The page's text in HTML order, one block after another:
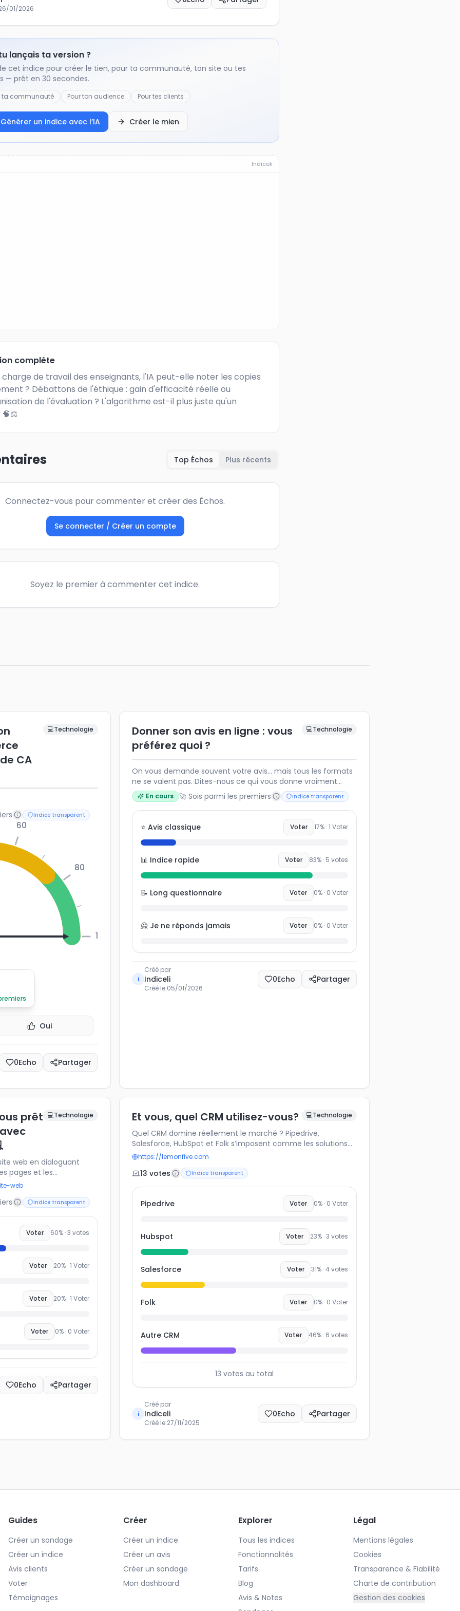
01/2026
lançais ta version ?
cet indice pour créer le tien, pour ta communauté, ton site ou tes
— prêt en 30 secondes.
ta communauté Pour ton audience Pour tes clients
Générer un indice avec l’IA Créer le mien
Indiceli
complète
charge de travail des enseignants, l'IA peut-elle noter les copies
? Débattons de l'éthique : gain d'efficacité réelle ou
de l'évaluation ? L'algorithme est-il plus juste qu'un
🧠⚖️
Top Échos Plus récents
Connectez-vous pour commenter et créer des Échos.
Se connecter / Créer un compte
Soyez le premier à commenter cet indice.
CA
💻Technologie
Indice transparent
60
80
100
Oui
0Echo Partager
Donner son avis en ligne : vous
préférez quoi ?
💻Technologie
On vous demande souvent votre avis… mais tous les formats
ne se valent pas. Dites-nous ce qui vous donne vraiment
envie de participer.
En cours 🚀 Sois parmi les premiers Indice transparent
⭐ Avis classique Voter 17% ·1 Voter
📊 Indice rapide Voter 83% · 5 votes
📝 Long questionnaire Voter 0% · 0 Voter
🙅 Je ne réponds jamais Voter 0% · 0 Voter
i
Créé par
Indiceli
Créé le 05/01/2026
0Echo Partager
prêt 💻Technologie
web en dialoguant
pages et les
promet plus
💻. Mais elle
concevoir un projet
nouvelle manière de
web
Indice transparent
Voter 60% ·3 votes
Voter 20% ·1 Voter
Voter 20% ·1 Voter
Voter 0% · 0 Voter
0Echo Partager
Et vous, quel CRM utilisez-vous? 💻Technologie
Quel CRM domine réellement le marché ? Pipedrive,
Salesforce, HubSpot et Folk s’imposent comme les solutions
les plus utilisées par les équipes commerciales, chacune avec
reporting, intégration marketing ou simplicité d’usage. Votez
pour l’outil que vous utilisez : ce benchmark collaboratif
permettra de comparer les CRM les plus populaires et
d’identifier les tendances du marché B2B.
https://lemonfive.com
13 votes Indice transparent
Pipedrive Voter 0% · 0 Voter
Hubspot Voter 23% ·3 votes
Salesforce Voter 31% ·4votes
Folk Voter 0% · 0 Voter
Autre CRM Voter 46% · 6 votes
13 votes au total
i
Créé par
Indiceli
Créé le 27/11/2025
0Echo Partager
Guides
Créer un sondage
Créer un indice
Avis clients
Voter
Témoignages
Créer
Créer un indice
Créer un avis
Créer un sondage
Mon dashboard
Explorer
Tous les indices
Fonctionnalités
Tarifs
Blog
Avis & Notes
Légal
Mentions légales
Cookies
Transparence & Fiabilité
Charte de contribution
Gestion des cookies